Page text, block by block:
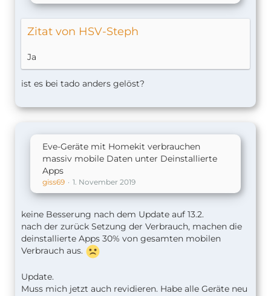
Zitat von HSV-Steph
Ja
ist es bei tado anders gelöst?
Eve-Geräte mit Homekit verbrauchen
massiv mobile Daten unter Deinstallierte
Apps
giss69 1. November 2019
keine Besserung nach dem Update auf 13.2.
nach der zurück Setzung der Verbrauch, machen die
deinstallierte Apps 30% von gesamten mobilen
Verbrauch aus.
Update.
Muss mich jetzt auch revidieren. Habe alle Geräte neu